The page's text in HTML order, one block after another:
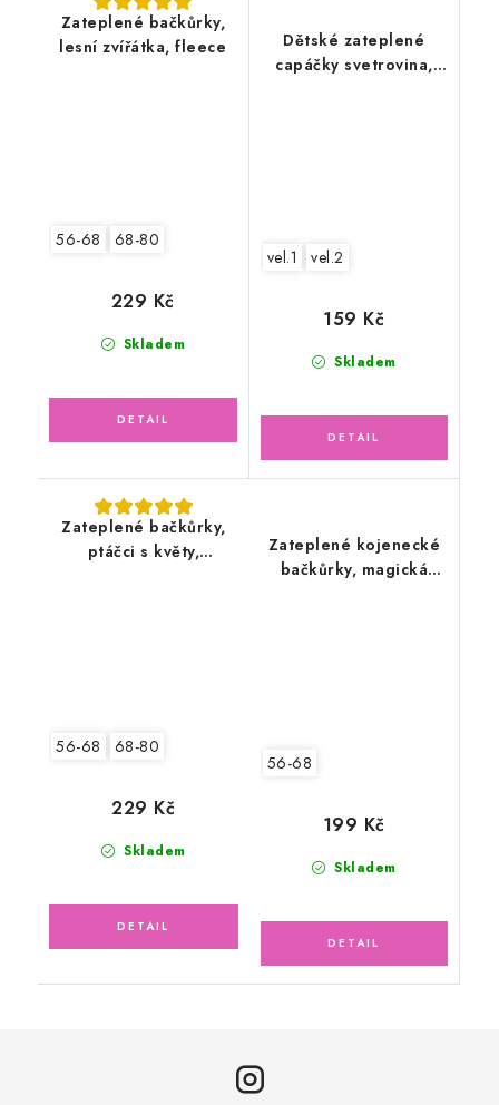
Zateplené bačkůrky,
lesní zvířátka, fleece
56-68 68-80
Skladem
229 Kč
Dětské zateplené
capáčky svetrovina,
vel.1 vel.2
Skladem
159 Kč
Zateplené bačkůrky,
ptáčci s květy,
56-68 68-80
Skladem
229 Kč
Zateplené kojenecké
bačkůrky, magická
56-68
Skladem
199 Kč